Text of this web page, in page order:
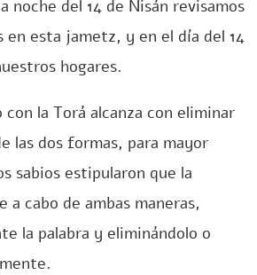
noche del 14 de Nisán revisamos
en esta jametz, y en el día del 14
hogares.
la Torá alcanza con eliminar
las dos formas, para mayor
sabios estipularon que la
a cabo de ambas maneras,
la palabra y eliminándolo o